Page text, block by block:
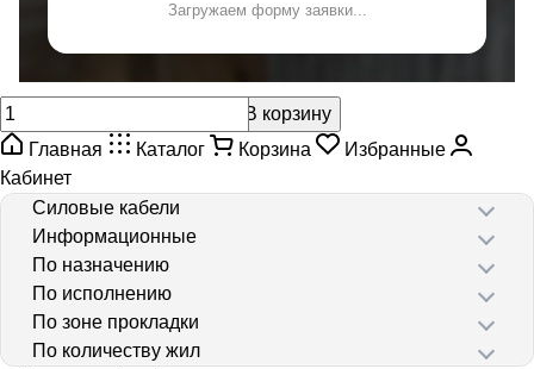
Загружаем форму заявки...
В корзину
Главная
Каталог Корзина
Избранные
Кабинет
Силовые кабели
Информационные
По назначению
По исполнению
По зоне прокладки
По количеству жил